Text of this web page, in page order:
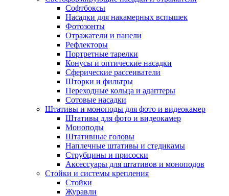
Софтбоксы
Насадки для накамерных вспышек
Фотозонты
Отражатели и панели
Рефлекторы
Портретные тарелки
Конусы и оптические насадки
Сферические рассеиватели
Шторки и фильтры
Переходные кольца и адаптеры
Сотовые насадки
Штативы и моноподы для фото и видеокамер
Штативы для фото и видеокамер
Моноподы
Штативные головы
Наплечные штативы и стедикамы
Струбцины и присоски
Аксессуары для штативов и моноподов
Стойки и системы крепления
Стойки
Журавли